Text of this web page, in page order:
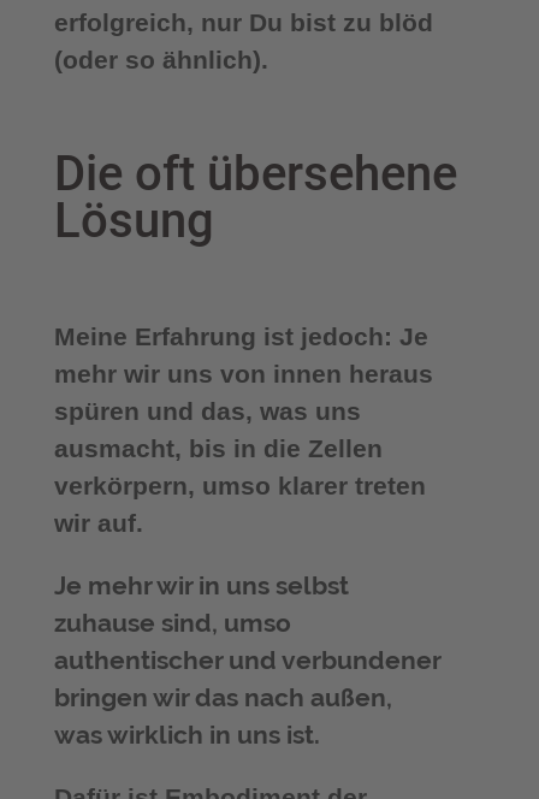
erfolgreich, nur Du bist zu blöd
(oder so ähnlich).
Die oft übersehene
Lösung
Meine Erfahrung ist jedoch: Je
mehr wir uns von innen heraus
spüren und das, was uns
ausmacht, bis in die Zellen
verkörpern, umso klarer treten
wir auf.
Je mehr wir in uns selbst
zuhause sind, umso
authentischer und verbundener
bringen wir das nach außen,
was wirklich in uns ist.